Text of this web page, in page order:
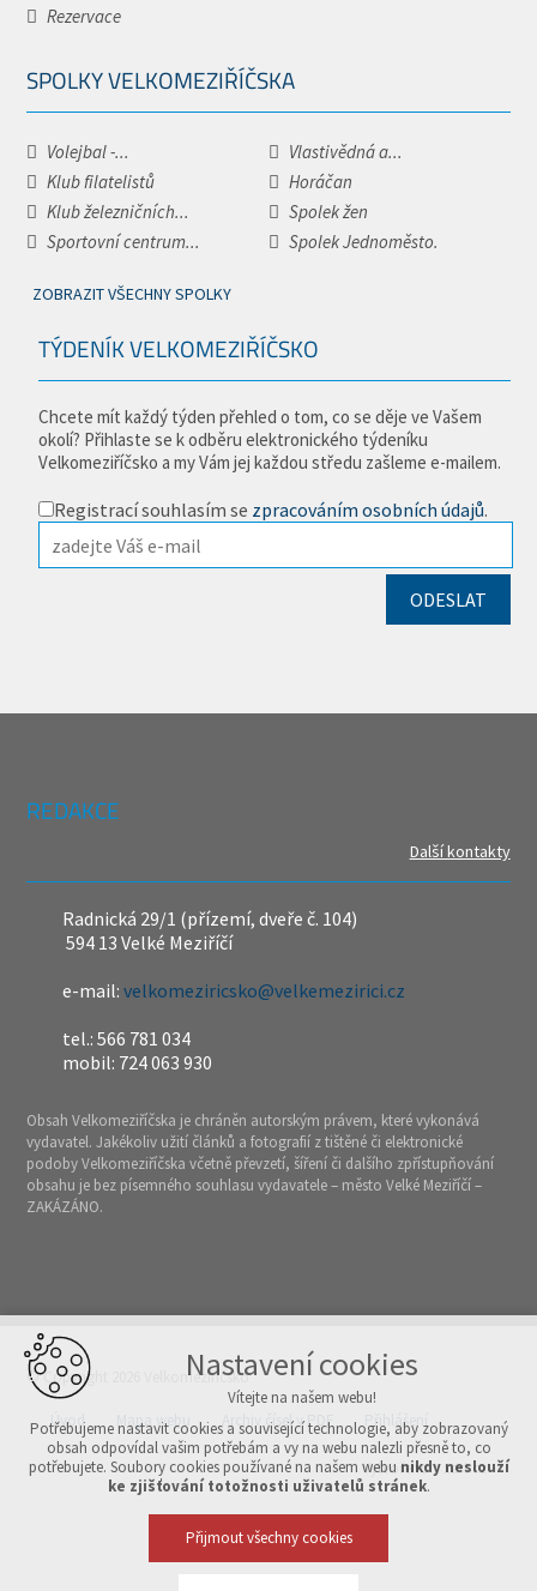
Rezervace
SPOLKY VELKOMEZIŘÍČSKA
Volejbal -...
Vlastivědná a...
Klub filatelistů
Horáčan
Klub železničních...
Spolek žen
Sportovní centrum...
Spolek Jednoměsto.
ZOBRAZIT VŠECHNY SPOLKY
TÝDENÍK VELKOMEZIŘÍČSKO
Chcete mít každý týden přehled o tom, co se děje ve Vašem
okolí? Přihlaste se k odběru elektronického týdeníku
Velkomeziříčsko a my Vám jej každou středu zašleme e-mailem.
Registrací souhlasím se zpracováním osobních údajů.
REDAKCE
Další kontakty
Radnická 29/1 (přízemí, dveře č. 104)
594 13 Velké Meziříčí
e-mail:velkomeziricsko@velkemezirici.cz
tel.: 566 781 034
mobil: 724 063 930
Obsah Velkomeziříčska je chráněn autorským právem, které vykonává
vydavatel. Jakékoliv užití článků a fotografií z tištěné či elektronické
podoby Velkomeziříčska včetně převzetí, šíření či dalšího zpřístupňování
obsahu je bez písemného souhlasu vydavatele – město Velké Meziříčí –
ZAKÁZÁNO.
© Copyright 2026 Velkomeziříčsko
Úvod Mapa webu Archiv čísel v PDF Přihlášení
Vytvořeno v xart.cz
Nastavení cookies
Vítejte na našem webu!
Potřebujeme nastavit cookies a související technologie, aby zobrazovaný
obsah odpovídal vašim potřebám a vy na webu nalezli přesně to, co
potřebujete. Soubory cookies používané na našem webu nikdy neslouží
ke zjišťování totožnosti uživatelů stránek.
Přijmout všechny cookies